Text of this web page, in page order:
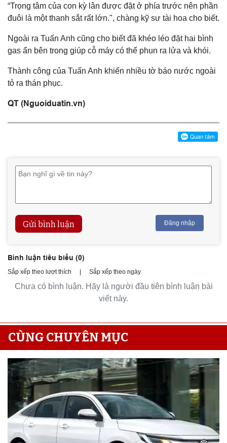
“Trọng tâm của con kỳ lân được đặt ở phía trước nên phần
đuôi là một thanh sắt rất lớn.", chàng kỹ sư tài hoa cho biết.
Ngoài ra Tuấn Anh cũng cho biết đã khéo léo đặt hai bình
gas ẩn bên trong giúp cỗ máy có thể phun ra lửa và khói.
Thành công của Tuấn Anh khiến nhiều tờ báo nước ngoài
tỏ ra thán phục.
QT (Nguoiduatin.vn)
Gửi bình luận Đăng nhập
Bình luận tiêu biểu (0)
Sắp xếp theo lượt thích Sắp xếp theo ngày
Chưa có bình luận. Hãy là người đầu tiên bình luận bài
viết này.
CÙNG CHUYÊN MỤC